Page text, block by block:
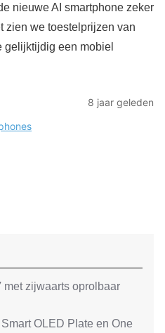
nieuwe AI smartphone zeker
zien we toestelprijzen van
gelijktijdig een mobiel
8 jaar geleden
met zijwaarts oprolbaar
OLED Plate en One